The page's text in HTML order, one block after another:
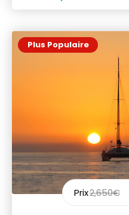
Plus Populaire
Prix2,650€